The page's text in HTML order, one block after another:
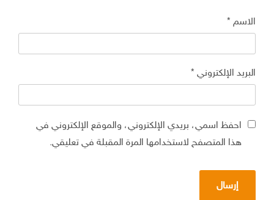
الاسم*
البريد الإلكتروني*
احفظ اسمي، بريدي الإلكتروني، والموقع الإلكتروني في
هذا المتصفح لاستخدامها المرة المقبلة في تعليقي.